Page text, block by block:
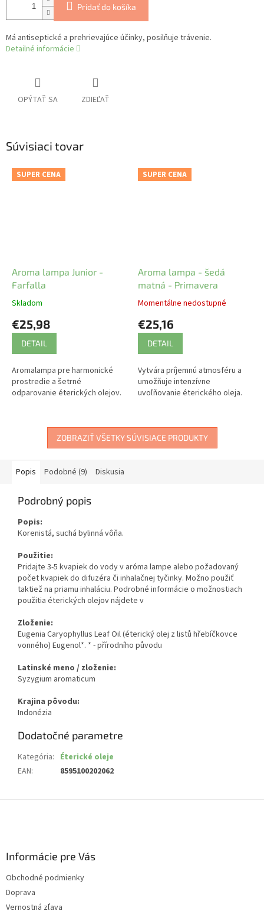
Pridať do košíka
Má antiseptické a prehrievajúce účinky, posilňuje trávenie.
Detailné informácie
OPÝTAŤ SA ZDIEĽAŤ
Súvisiaci tovar
SUPER CENA
Aroma lampa Junior -
Farfalla
Skladom
€25,98
DETAIL
Aromalampa pre harmonické
prostredie a šetrné
odparovanie éterických olejov.
SUPER CENA
Aroma lampa - šedá
matná - Primavera
Momentálne nedostupné
€25,16
DETAIL
Vytvára príjemnú atmosféru a
umožňuje intenzívne
uvoľňovanie éterického oleja.
ZOBRAZIŤ VŠETKY SÚVISIACE PRODUKTY
Popis Podobné (9) Diskusia
Podrobný popis
Popis:
Korenistá, suchá bylinná vôňa.
Použitie:
Pridajte 3-5 kvapiek do vody v aróma lampe alebo požadovaný
počet kvapiek do difuzéra či inhalačnej tyčinky. Možno použiť
taktiež na priamu inhaláciu. Podrobné informácie o možnostiach
použitia éterických olejov nájdete v
Zloženie:
Eugenia Caryophyllus Leaf Oil (éterický olej z listů hřebíčkovce
vonného) Eugenol*. * - přírodního původu
Latinské meno / zloženie:
Syzygium aromaticum
Krajina pôvodu:
Indonézia
Dodatočné parametre
Kategória: Éterické oleje
EAN: 8595100202062
Informácie pre Vás
Obchodné podmienky
Doprava
Vernostná zľava